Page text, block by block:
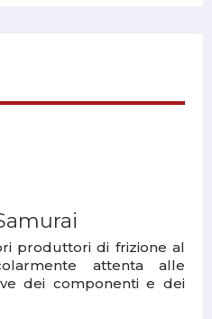
produttori di frizione al
attenta alle
dei componenti e dei